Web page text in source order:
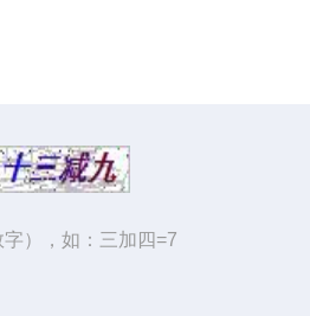
），如：三加四=7